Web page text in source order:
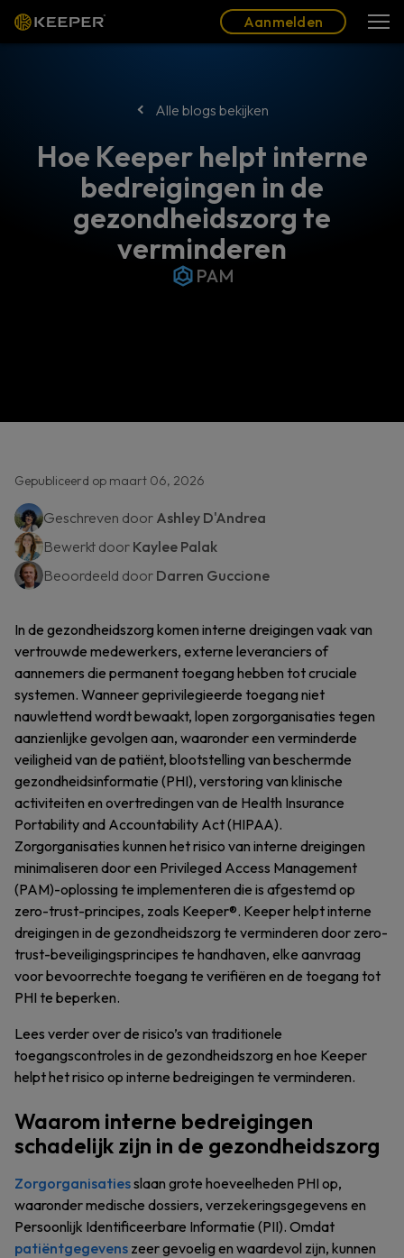
Aanmelden
Alle blogs bekijken
Hoe Keeper helpt interne
bedreigingen in de
gezondheidszorg te
verminderen
PAM
Gepubliceerd op maart 06, 2026
Geschreven door Ashley D'Andrea
Bewerkt door Kaylee Palak
Beoordeeld door Darren Guccione
In de gezondheidszorg komen interne dreigingen vaak van
vertrouwde medewerkers, externe leveranciers of
aannemers die permanent toegang hebben tot cruciale
systemen. Wanneer geprivilegieerde toegang niet
nauwlettend wordt bewaakt, lopen zorgorganisaties tegen
aanzienlijke gevolgen aan, waaronder een verminderde
veiligheid van de patiënt, blootstelling van beschermde
gezondheidsinformatie (PHI), verstoring van klinische
activiteiten en overtredingen van de Health Insurance
Portability and Accountability Act (HIPAA).
Zorgorganisaties kunnen het risico van interne dreigingen
minimaliseren door een Privileged Access Management
(PAM)-oplossing te implementeren die is afgestemd op
zero-trust-principes, zoals Keeper®. Keeper helpt interne
dreigingen in de gezondheidszorg te verminderen door zero-
trust-beveiligingsprincipes te handhaven, elke aanvraag
voor bevoorrechte toegang te verifiëren en de toegang tot
PHI te beperken.
Lees verder over de risico’s van traditionele
toegangscontroles in de gezondheidszorg en hoe Keeper
helpt het risico op interne bedreigingen te verminderen.
Waarom interne bedreigingen
schadelijk zijn in de gezondheidszorg
Zorgorganisatiesslaan grote hoeveelheden PHI op,
waaronder medische dossiers, verzekeringsgegevens en
Persoonlijk Identificeerbare Informatie (PII). Omdat
patiëntgegevens zeer gevoelig en waardevol zijn, kunnen